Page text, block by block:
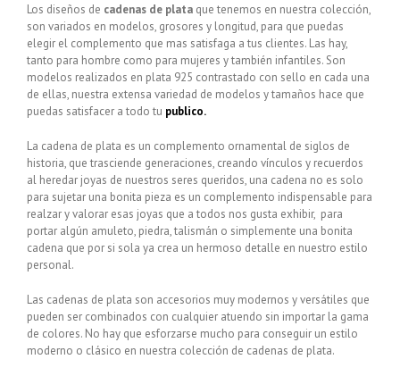
Los diseños de cadenas de plata que tenemos en nuestra colección,
son variados en modelos, grosores y longitud, para que puedas
elegir el complemento que mas satisfaga a tus clientes. Las hay,
tanto para hombre como para mujeres y también infantiles. Son
modelos realizados en plata 925 contrastado con sello en cada una
de ellas, nuestra extensa variedad de modelos y tamaños hace que
puedas satisfacer a todo tu publico.
La cadena de plata es un complemento ornamental de siglos de
historia, que trasciende generaciones, creando vínculos y recuerdos
al heredar joyas de nuestros seres queridos, una cadena no es solo
para sujetar una bonita pieza es un complemento indispensable para
realzar y valorar esas joyas que a todos nos gusta exhibir, para
portar algún amuleto, piedra, talismán o simplemente una bonita
cadena que por si sola ya crea un hermoso detalle en nuestro estilo
personal.
Las cadenas de plata son accesorios muy modernos y versátiles que
pueden ser combinados con cualquier atuendo sin importar la gama
de colores. No hay que esforzarse mucho para conseguir un estilo
moderno o clásico en nuestra colección de cadenas de plata.